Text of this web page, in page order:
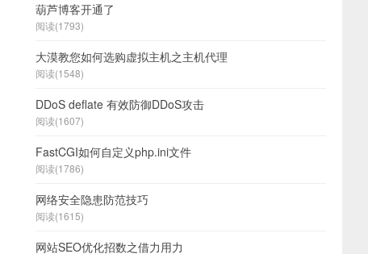
葫芦博客开通了
阅读(1793)
大漠教您如何选购虚拟主机之主机代理
阅读(1548)
DDoS deflate 有效防御DDoS攻击
阅读(1607)
FastCGI如何自定义php.ini文件
阅读(1786)
网络安全隐患防范技巧
阅读(1615)
网站SEO优化招数之借力用力